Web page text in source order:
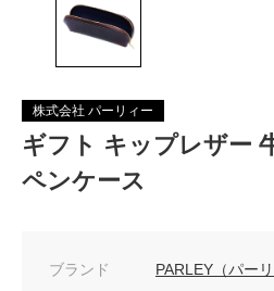
株式会社 パーリィー
ギフト キップレザー
ペンケース
ブランド PARLEY（パーリ